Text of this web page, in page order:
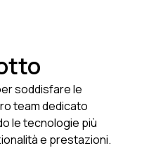
soddisfare le
team dedicato
le tecnologie più
e prestazioni.